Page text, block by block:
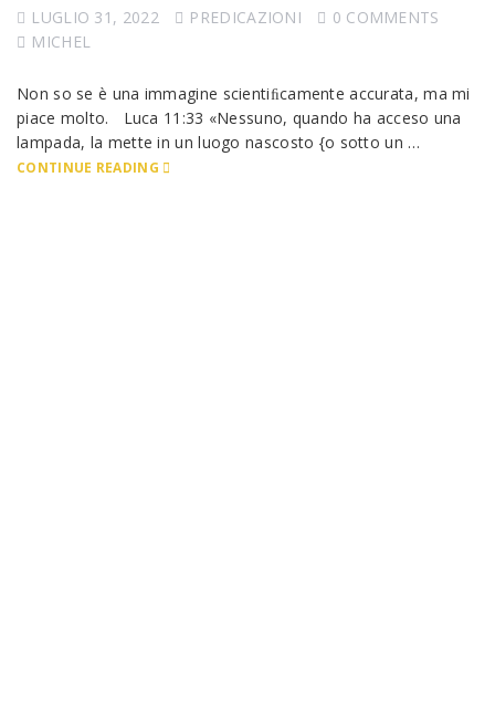
LUGLIO 31, 2022 PREDICAZIONI
0 COMMENTS
MICHEL
Non so se è una immagine scientiﬁcamente accurata, ma mi
piace molto. Luca 11:33 «Nessuno, quando ha acceso una
lampada, la mette in un luogo nascosto {o sotto un …
CONTINUE READING